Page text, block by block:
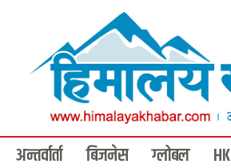
अन्तर्वार्ता बिजनेस ग्लोबल